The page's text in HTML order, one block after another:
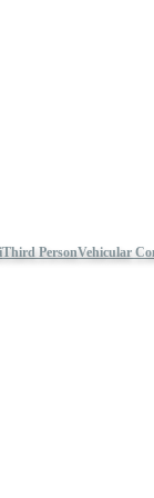
Third PersonVehicular